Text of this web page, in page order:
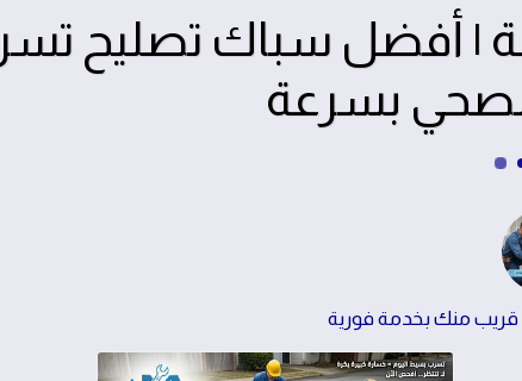
النرجس الرياض 24 ساعة | أفضل سباك تصليح
بسرعة